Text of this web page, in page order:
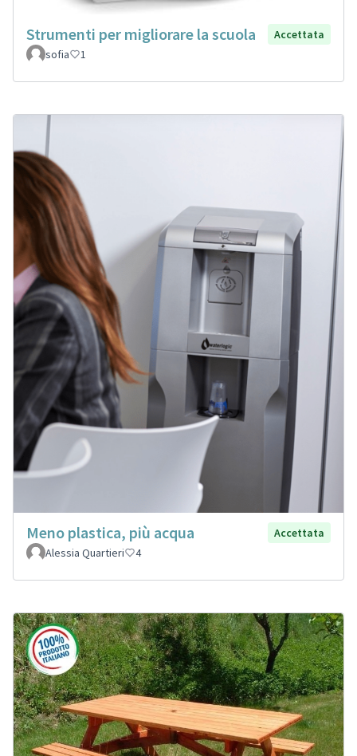
Strumenti per migliorare la scuola
Accettata
sofia
1
Meno plastica, più acqua
Accettata
Alessia Quartieri
4